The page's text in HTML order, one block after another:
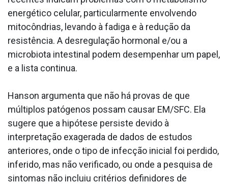
energético celular, particularmente envolvendo
mitocôndrias, levando à fadiga e à redução da
resistência. A desregulação hormonal e/ou a
microbiota intestinal podem desempenhar um papel,
e a lista continua.
Hanson argumenta que não há provas de que
múltiplos patógenos possam causar EM/SFC. Ela
sugere que a hipótese persiste devido à
interpretação exagerada de dados de estudos
anteriores, onde o tipo de infecção inicial foi perdido,
inferido, mas não verificado, ou onde a pesquisa de
sintomas não incluiu critérios definidores de